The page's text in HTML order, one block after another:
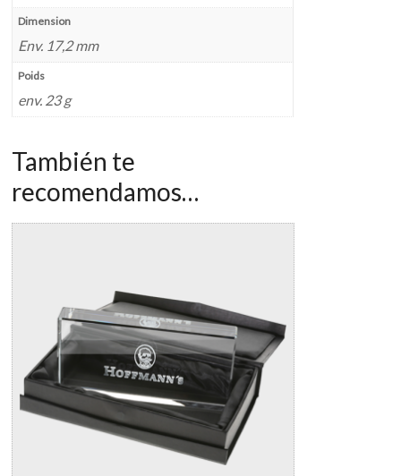
Dimension
Env. 17,2 mm
Poids
env. 23 g
También te
recomendamos…